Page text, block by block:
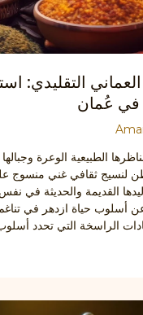
العماني التقليدي:
في عُمان
الطبيعية الوعرة
لنسيج ثقافي غني منسوج
القديمة والحديثة في
أسلوب حياة ازدهر في
الراسخة التي تحدد أسلوب